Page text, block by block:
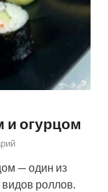
и огурцом
— один из
роллов.